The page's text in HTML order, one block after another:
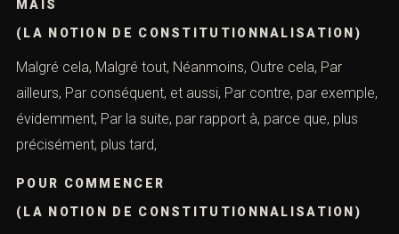
(LA NOTION DE CONSTITUTIONNALISATION)
En premier lieu, finalement, En revanche, En somme,
encore une fois, Enfin, ensuite, étant donné que,
Finalement, grâce à, il est question de, de même, Il s’agit
de, il y a aussi,
(LA NOTION DE CONSTITUTIONNALISATION)
Malgré cela, Malgré tout, Néanmoins, Outre cela, Par